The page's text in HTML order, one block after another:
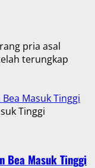
pria asal
terungkap
Masuk Tinggi
Bea Masuk Tinggi